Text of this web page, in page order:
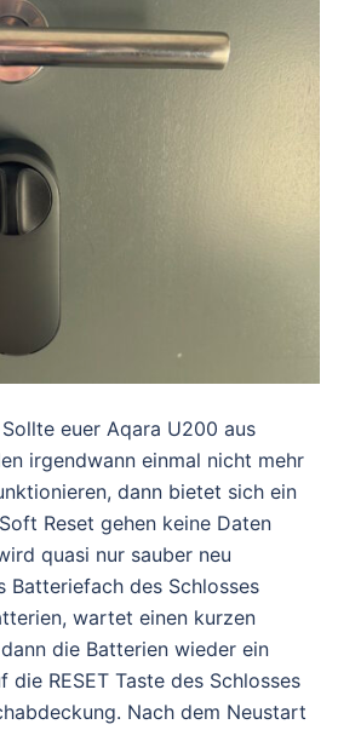
euer Aqara U200 aus
irgendwann einmal nicht mehr
dann bietet sich ein
Reset gehen keine Daten
quasi nur sauber neu
des Schlosses
wartet einen kurzen
die Batterien wieder ein
RESET Taste des Schlosses
Nach dem Neustart